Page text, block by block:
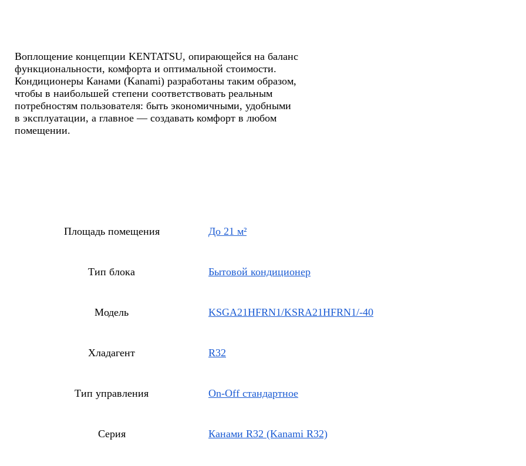
Воплощение концепции KENTATSU, опирающейся на баланс
функциональности, комфорта и оптимальной стоимости.
Кондиционеры Канами (Kanami) разработаны таким образом,
чтобы в наибольшей степени соответствовать реальным
потребностям пользователя: быть экономичными, удобными
в эксплуатации, а главное — создавать комфорт в любом
помещении.
Площадь помещения До 21 м²
Тип блока Бытовой кондиционер
Модель KSGA21HFRN1/KSRA21HFRN1/-40
Хладагент R32
Тип управления On-Off стандартное
Серия Канами R32 (Kanami R32)